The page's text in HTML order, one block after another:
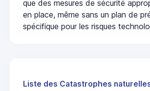
que des mesures de sécurité
en place, même sans un plan de
spécifique pour les risques
Liste des Catastrophes naturelles